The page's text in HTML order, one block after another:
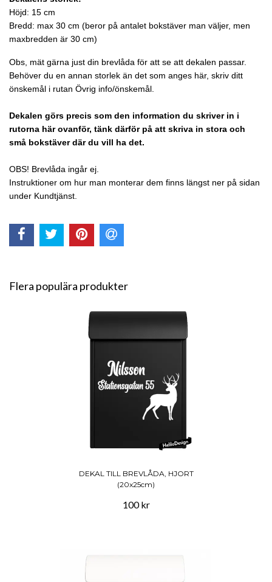
Höjd: 15 cm
Bredd: max 30 cm (beror på antalet bokstäver man väljer, men
maxbredden är 30 cm)
Obs, mät gärna just din brevlåda för att se att dekalen passar.
Behöver du en annan storlek än det som anges här, skriv ditt
önskemål i rutan Övrig info/önskemål.
Dekalen görs precis som den information du skriver in i
rutorna här ovanför, tänk därför på att skriva in stora och
små bokstäver där du vill ha det.
OBS! Brevlåda ingår ej.
Instruktioner om hur man monterar dem finns längst ner på sidan
under Kundtjänst.
Flera populära produkter
DEKAL TILL BREVLÅDA, HJORT
(20x25cm)
100 kr